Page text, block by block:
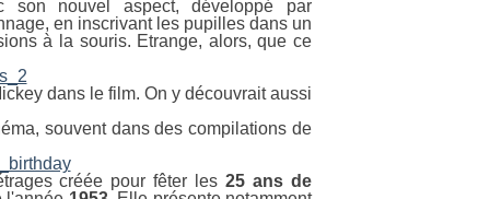
son nouvel aspect, développé par
en inscrivant les pupilles dans un
à la souris. Etrange, alors, que ce
dans le film. On y découvrait aussi
souvent dans des compilations de
créée pour fêter les 25 ans de